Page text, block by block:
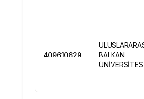
409610629
BALKAN
ÜNİVERSİTESİ